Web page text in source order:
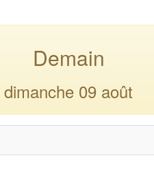
Demain
dimanche 09 août